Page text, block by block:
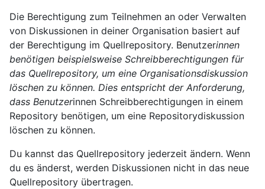
Die Berechtigung zum Teilnehmen an oder Verwalten
von Diskussionen in deiner Organisation basiert auf
der Berechtigung im Quellrepository. Benutzerinnen
benötigen beispielsweise Schreibberechtigungen für
das Quellrepository, um eine Organisationsdiskussion
löschen zu können. Dies entspricht der Anforderung,
dass Benutzerinnen Schreibberechtigungen in einem
Repository benötigen, um eine Repositorydiskussion
löschen zu können.
Du kannst das Quellrepository jederzeit ändern. Wenn
du es änderst, werden Diskussionen nicht in das neue
Quellrepository übertragen.